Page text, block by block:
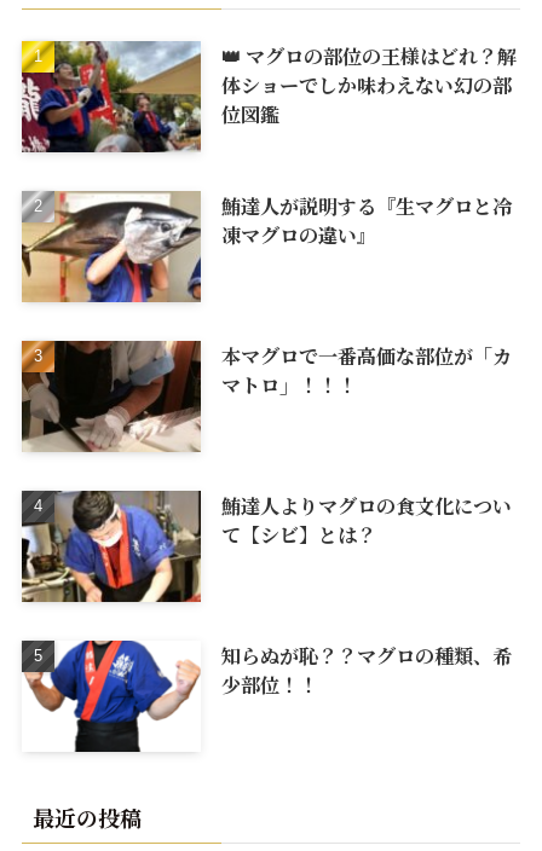
👑 マグロの部位の王様はどれ？解
体ショーでしか味わえない幻の部
位図鑑
鮪達人が説明する『生マグロと冷
凍マグロの違い』
本マグロで一番高価な部位が「カ
マトロ」！！！
鮪達人よりマグロの食文化につい
て【シビ】とは？
知らぬが恥？？マグロの種類、希
少部位！！
最近の投稿